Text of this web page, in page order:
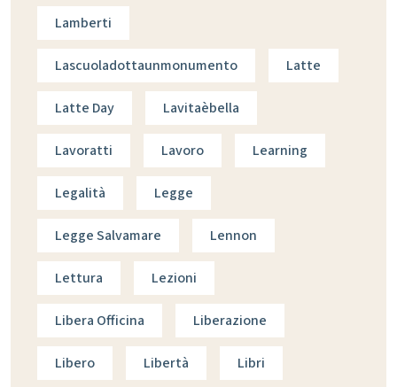
Lamberti
Lascuoladottaunmonumento Latte
Latte Day Lavitaèbella
Lavoratti Lavoro Learning
Legalità Legge
Legge Salvamare Lennon
Lettura Lezioni
Libera Officina Liberazione
Libero Libertà Libri